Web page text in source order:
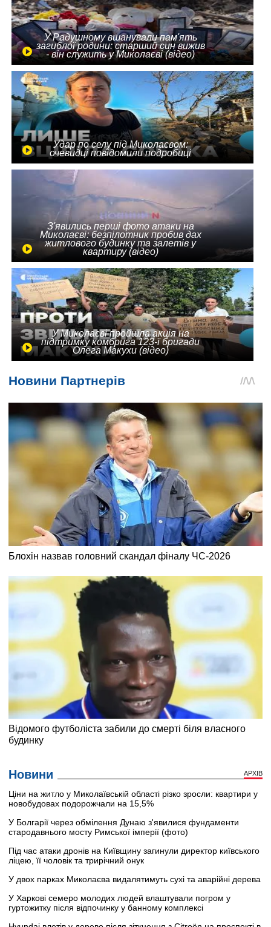
У Радушному вшанували пам'ять
загиблої родини: старший син вижив
- він служить у Миколаєві (відео)
Удар по селу під Миколаєвом:
очевидці повідомили подробиці
З'явились перші фото атаки на
Миколаєві: безпілотник пробив дах
житлового будинку та залетів у
квартиру (відео)
У Миколаєві пройшла акція на
підтримку комбрига 123-ї бригади
Олега Макухи (відео)
Новини АРХІВ
Ціни на житло у Миколаївській області різко зросли: квартири у
новобудовах подорожчали на 15,5%
У Болгарії через обмілення Дунаю з'явилися фундаменти
стародавнього мосту Римської імперії (фото)
Під час атаки дронів на Київщину загинули директор київського
ліцею, її чоловік та трирічний онук
У двох парках Миколаєва видалятимуть сухі та аварійні дерева
У Харкові семеро молодих людей влаштували погром у
гуртожитку після відпочинку у банному комплексі